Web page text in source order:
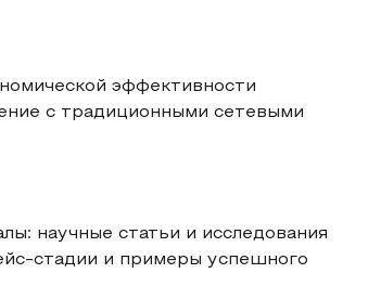
эффективности
с традиционными сетевыми
научные статьи и исследования
стадии и примеры успешного